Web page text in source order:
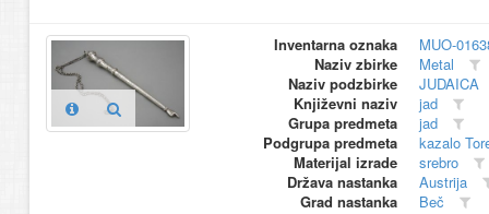
Inventarna oznaka
MUO-
Naziv zbirke
Metal
Naziv podzbirke
JUDAICA
Književni naziv
jad
Grupa predmeta
jad
Podgrupa predmeta
kazalo
Materijal izrade
srebro
Država nastanka
Austrija
Grad nastanka
Beč